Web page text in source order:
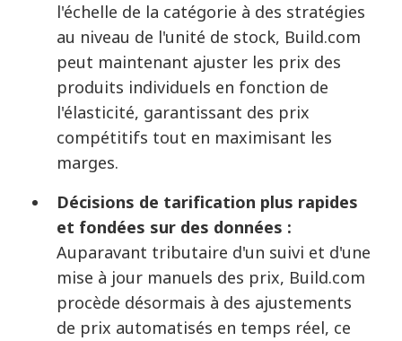
l'échelle de la catégorie à des stratégies
au niveau de l'unité de stock, Build.com
peut maintenant ajuster les prix des
produits individuels en fonction de
l'élasticité, garantissant des prix
compétitifs tout en maximisant les
marges.
Décisions de tarification plus rapides
et fondées sur des données :
Auparavant tributaire d'un suivi et d'une
mise à jour manuels des prix, Build.com
procède désormais à des ajustements
de prix automatisés en temps réel, ce